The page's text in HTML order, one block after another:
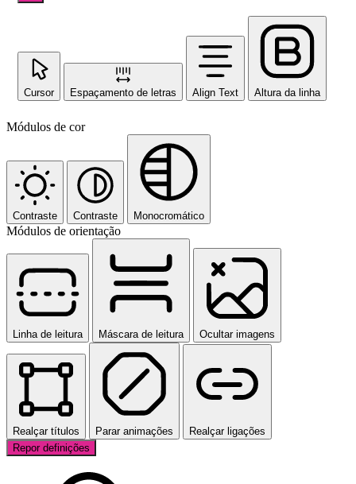
Cursor Espaçamento de letras Align Text Altura da linha
Módulos de cor
Contraste Contraste Monocromático
Módulos de orientação
Linha de leitura Máscara de leitura Ocultar imagens
Realçar títulos Parar animações
Realçar ligações
Repor definições